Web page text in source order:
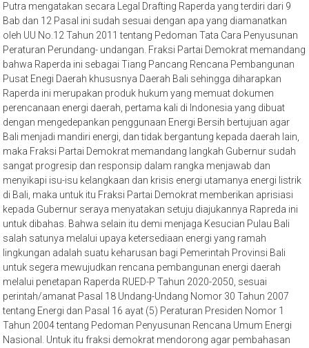
Putra mengatakan secara Legal Drafting Raperda yang terdiri dari 9
Bab dan 12 Pasal ini sudah sesuai dengan apa yang diamanatkan
oleh UU No.12 Tahun 2011 tentang Pedoman Tata Cara Penyusunan
Peraturan Perundang- undangan. Fraksi Partai Demokrat memandang
bahwa Raperda ini sebagai Tiang Pancang Rencana Pembangunan
Pusat Enegi Daerah khususnya Daerah Bali sehingga diharapkan
Raperda ini merupakan produk hukum yang memuat dokumen
perencanaan energi daerah, pertama kali di Indonesia yang dibuat
dengan mengedepankan penggunaan Energi Bersih bertujuan agar
Bali menjadi mandiri energi, dan tidak bergantung kepada daerah lain,
maka Fraksi Partai Demokrat memandang langkah Gubernur sudah
sangat progresip dan responsip dalam rangka menjawab dan
menyikapi isu-isu kelangkaan dan krisis energi utamanya energi listrik
di Bali, maka untuk itu Fraksi Partai Demokrat memberikan aprisiasi
kepada Gubernur seraya menyatakan setuju diajukannya Rapreda ini
untuk dibahas. Bahwa selain itu demi menjaga Kesucian Pulau Bali
salah satunya melalui upaya ketersediaan energi yang ramah
lingkungan adalah suatu keharusan bagi Pemerintah Provinsi Bali
untuk segera mewujudkan rencana pembangunan energi daerah
melalui penetapan Raperda RUED-P Tahun 2020-2050, sesuai
perintah/amanat Pasal 18 Undang-Undang Nomor 30 Tahun 2007
tentang Energi dan Pasal 16 ayat (5) Peraturan Presiden Nomor 1
Tahun 2004 tentang Pedoman Penyusunan Rencana Umum Energi
Nasional. Untuk itu fraksi demokrat mendorong agar pembahasan